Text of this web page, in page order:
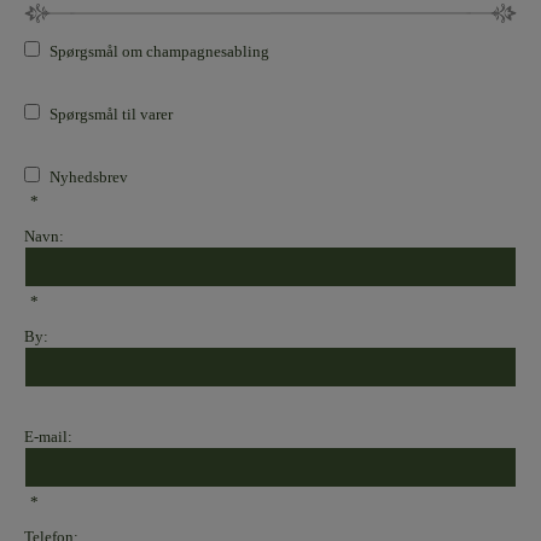
Spørgsmål om champagnesabling
Spørgsmål til varer
Nyhedsbrev
*
Navn:
*
By:
E-mail:
*
Telefon: